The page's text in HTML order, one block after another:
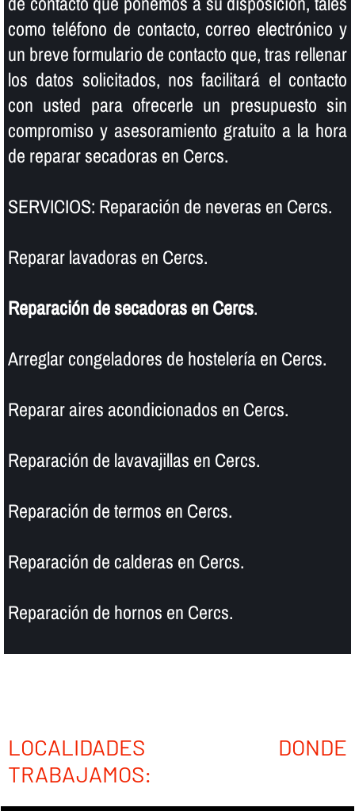
como teléfono de contacto, correo electrónico y
un breve formulario de contacto que, tras rellenar
los datos solicitados, nos facilitará el contacto
con usted para ofrecerle un presupuesto sin
compromiso y asesoramiento gratuito a la hora
de reparar secadoras en Cercs.
SERVICIOS: Reparación de neveras en Cercs.
Reparar lavadoras en Cercs.
Reparación de secadoras en Cercs.
Arreglar congeladores de hostelerí­a en Cercs.
Reparar aires acondicionados en Cercs.
Reparación de lavavajillas en Cercs.
Reparación de termos en Cercs.
Reparación de calderas en Cercs.
Reparación de hornos en Cercs.
LOCALIDADES DONDE
TRABAJAMOS: